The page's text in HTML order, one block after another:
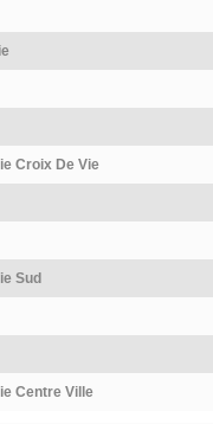
Croix De Vie
Sud
Centre Ville